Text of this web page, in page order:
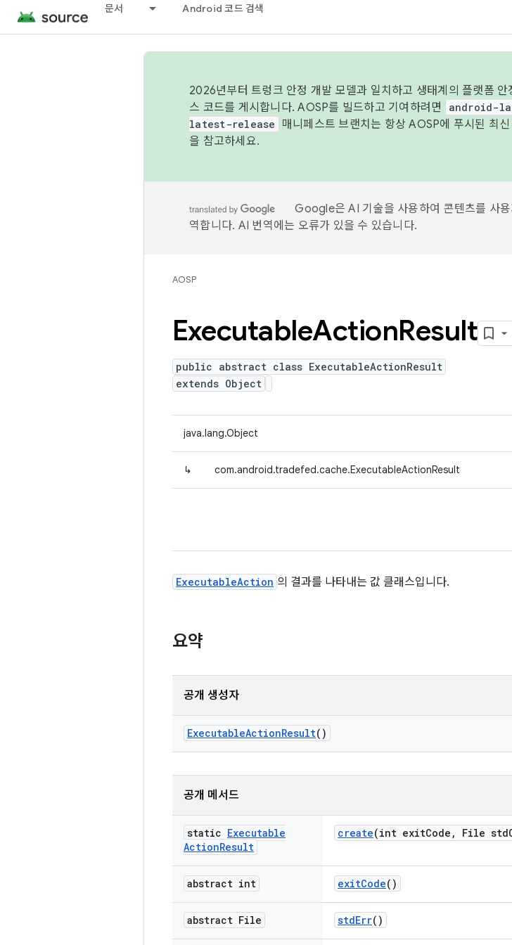
문서 Android 코드 검색
2026년부터 트렁크 안정 개발 모델과 일치하고 생태계의 플랫폼
스 코드를 게시합니다. AOSP를 빌드하고 기여하려면
android-
latest-release
매니페스트 브랜치는 항상 AOSP에 푸시된 최
을 참고하세요.
Google은 AI 기술을 사용하여 콘텐츠를 사
역합니다. AI 번역에는 오류가 있을 수 있습니다.
AOSP
ExecutableActionResult
public abstract class ExecutableActionResult
extends Object
java.lang.Object
↳ com.android.tradefed.cache.ExecutableActionResult
ExecutableAction 의 결과를 나타내는 값 클래스입니다.
요약
공개 생성자
ExecutableActionResult()
공개 메서드
static Executable
ActionResult
create(int exitCode , File std
abstract int exitCode()
abstract File stdErr()